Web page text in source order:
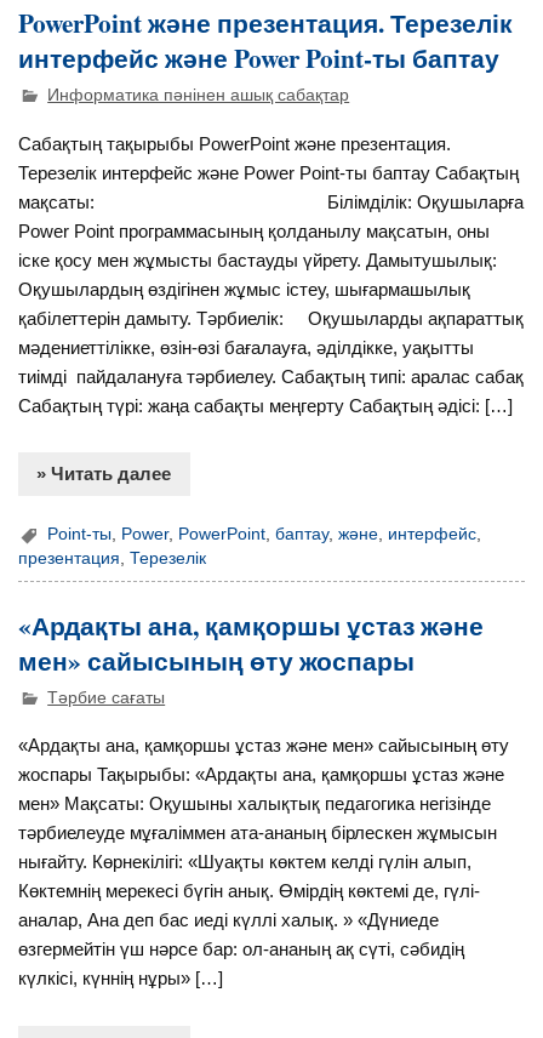
PowerPoint және презентация. Терезелік
интерфейс және Power Point-ты баптау
Информатика пәнінен ашық сабақтар
Сабақтың тақырыбы PowerPoint және презентация.
Терезелік интерфейс және Power Point-ты баптау Сабақтың
мақсаты: Білімділік: Оқушыларға
Power Point программасының қолданылу мақсатын, оны
іске қосу мен жұмысты бастауды үйрету. Дамытушылық:
Оқушылардың өздігінен жұмыс істеу, шығармашылық
қабілеттерін дамыту. Тәрбиелік: Оқушыларды ақпараттық
мәдениеттілікке, өзін-өзі бағалауға, әділдікке, уақытты
тиімді пайдалануға тәрбиелеу. Сабақтың типі: аралас сабақ
Сабақтың түрі: жаңа сабақты меңгерту Сабақтың әдісі: […]
» Читать далее
Point-ты Power, PowerPoint ,баптау,және интерфейс
презентация ,Терезелік
«Ардақты ана, қамқоршы ұстаз және
мен» сайысының өту жоспары
Тәрбие сағаты
«Ардақты ана, қамқоршы ұстаз және мен» сайысының өту
жоспары Тақырыбы: «Ардақты ана, қамқоршы ұстаз және
мен» Мақсаты: Оқушыны халықтық педагогика негізінде
тәрбиелеуде мұғаліммен ата-ананың бірлескен жұмысын
нығайту. Көрнекілігі: «Шуақты көктем келді гүлін алып,
Көктемнің мерекесі бүгін анық. Өмірдің көктемі де, гүлі-
аналар, Ана деп бас иеді күллі халық. » «Дүниеде
өзгермейтін үш нәрсе бар: ол-ананың ақ сүті, сәбидің
күлкісі, күннің нұры» […]